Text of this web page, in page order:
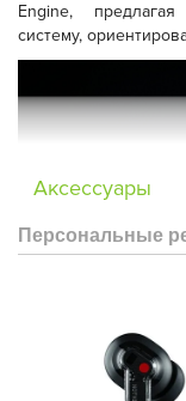
Engine,
систему,
Дизайн Nothing
геометрией и
Аксессуары
Персональные